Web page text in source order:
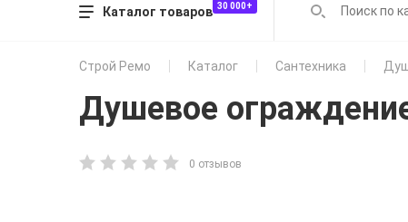
Каталог товаров 30 000+
Строй Ремо Каталог Сантехника
Душевое
0 отзывов